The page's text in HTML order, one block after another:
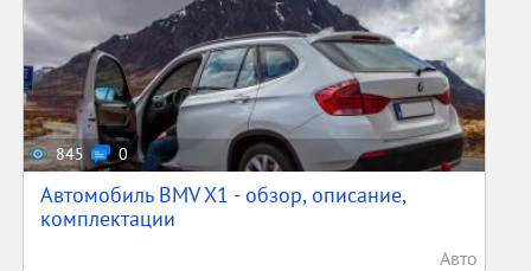
845 0
Автомобиль BMV X1 - обзор, описание,
комплектации
Авто